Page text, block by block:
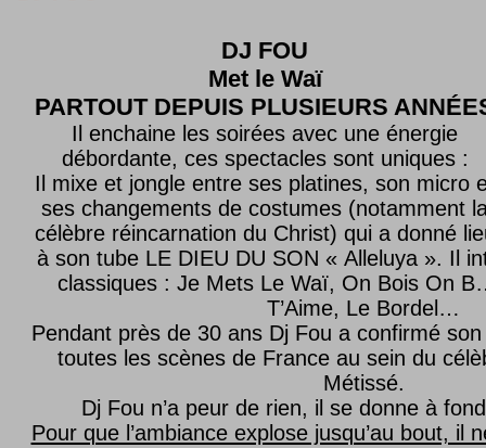
DJ FOU
Met le Waï
PARTOUT DEPUIS PLUSIEURS
Il enchaine les soirées avec une énergie
débordante, ces spectacles sont uniques :
Il mixe et jongle entre ses platines, son micro
ses changements de costumes (notamment
célèbre réincarnation du Christ) qui a donné
à son tube LE DIEU DU SON « Alleluya ». Il
classiques : Je Mets Le Waï, On Bois On
T’Aime, Le Bordel…
Pendant près de 30 ans Dj Fou a confirmé son
toutes les scènes de France au sein du
Métissé.
Dj Fou n’a peur de rien, il se donne à
Pour que l’ambiance explose jusqu’au bout, il